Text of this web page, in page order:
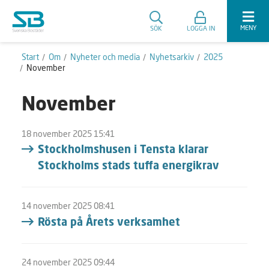
SÖK LOGGA IN MENY
Start Om Nyheter och media Nyhetsarkiv
2025
November
November
18 november 2025 15:41
Stockholmshusen i Tensta klarar
Stockholms stads tuffa energikrav
14 november 2025 08:41
Rösta på Årets verksamhet
24 november 2025 09:44